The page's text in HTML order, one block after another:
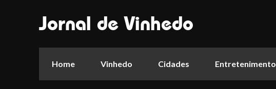
Jornal de Vinhedo
Home Vinhedo Cidades Entretenimento